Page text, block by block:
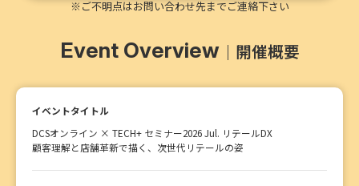
※ご不明点はお問い合わせ先までご連絡下さい
Event Overview 開催概要
イベントタイトル
DCSオンライン × TECH+ セミナー2026 Jul. リテールDX
顧客理解と店舗革新で描く、次世代リテールの姿